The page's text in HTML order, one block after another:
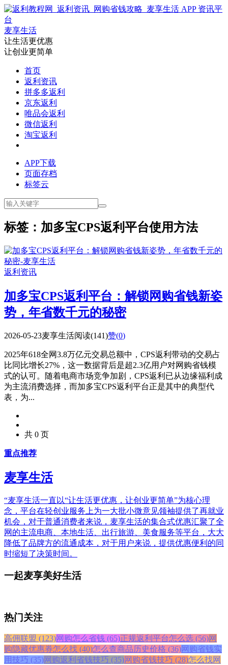
麦享生活
让生活更优惠
让创业更简单
首页
返利资讯
拼多多返利
京东返利
唯品会返利
微信返利
淘宝返利
APP下载
页面存档
标签云
标签：加多宝CPS返利平台使用方法
返利资讯
加多宝CPS返利平台：解锁网购省钱新姿
势，年省数千元的秘密
2026-05-23麦享生活阅读(141)赞(0)
2025年618全网3.8万亿元交易总额中，CPS返利带动的交易占
比同比增长27%，这一数据背后是超2.3亿用户对网购省钱模
式的认可。随着电商市场竞争加剧，CPS返利已从边缘福利成
为主流消费选择，而加多宝CPS返利平台正是其中的典型代
表，为...
共 0 页
重点推荐
麦享生活
“麦享生活一直以“让生活更优惠，让创业更简单”为核心理
念，平台在轻创业服务上为一大批小微意见领袖提供了再就业
机会，对于普通消费者来说，麦享生活的集合式优惠汇聚了全
网的主流电商、本地生活、出行旅游、美食服务等平台，大大
降低了品牌方的流通成本，对于用户来说，提供优惠便利的同
时缩短了决策时间。
一起麦享美好生活
热门关注
高佣联盟 (123)网购怎么省钱 (65)正规返利平台怎么选 (56)网
购隐藏优惠券怎么找 (40)怎么查商品历史价格 (36)网购省钱实
用技巧 (35)网购返利省钱技巧 (35)网购省钱技巧 (28)怎么找网